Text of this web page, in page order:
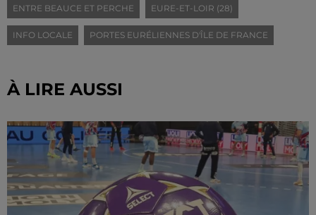
ENTRE BEAUCE ET PERCHE EURE-ET-LOIR (28)
INFO LOCALE PORTES EURÉLIENNES D'ÎLE DE FRANCE
À LIRE AUSSI